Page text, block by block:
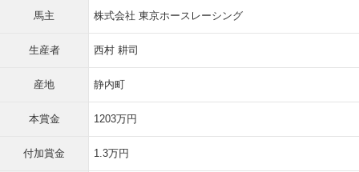
馬主 株式会社 東京ホースレーシング
生産者 西村 耕司
産地 静内町
本賞金 1203万円
付加賞金 1.3万円